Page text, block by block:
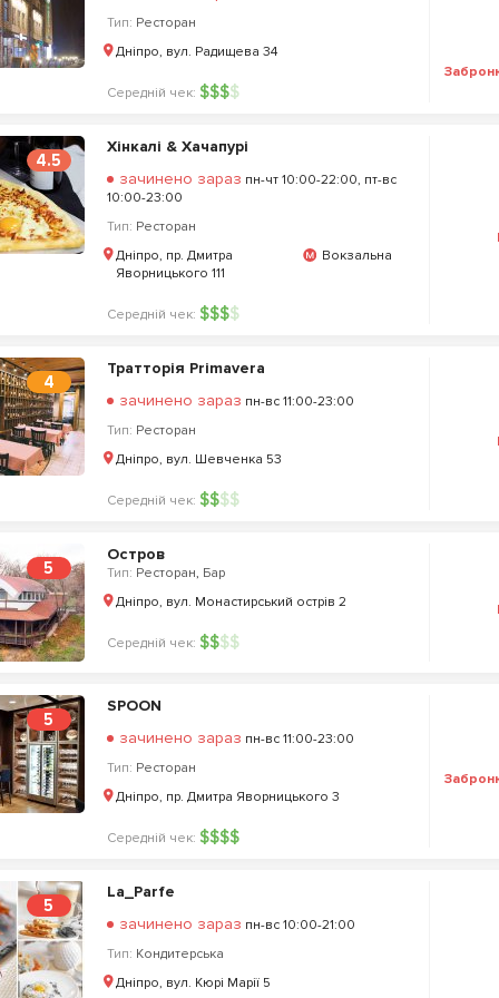
Тип: Ресторан
Дніпро, вул. Радищева 34
Середній чек: $$$$
4.5
Хінкалі & Хачапурі
зачинено зараз пн-чт 10:00-22:00, пт-вс
10:00-23:00
Тип: Ресторан
Дніпро, пр. Дмитра
Яворницького 111
Вокзальна
Середній чек: $$$$
4
Тратторія Primavera
зачинено зараз пн-вс 11:00-23:00
Тип: Ресторан
Дніпро, вул. Шевченка 53
Середній чек: $$$$
5
Остров
Тип: Ресторан, Бар
Дніпро, вул. Монастирський острів 2
Середній чек: $$$$
5
SPOON
зачинено зараз пн-вс 11:00-23:00
Тип: Ресторан
Дніпро, пр. Дмитра Яворницького 3
Середній чек: $$$$
5
La_Parfe
зачинено зараз пн-вс 10:00-21:00
Тип: Кондитерська
Дніпро, вул. Кюрі Марії 5